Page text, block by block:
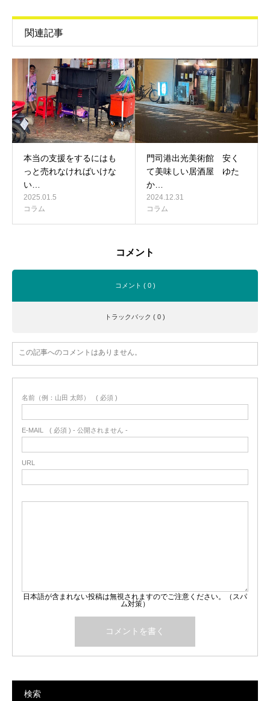
関連記事
本当の支援をするにはも
っと売れなければいけな
い…
2025.01.5
コラム
門司港出光美術館 安く
て美味しい居酒屋 ゆた
か…
2024.12.31
コラム
コメント
コメント ( 0 )
トラックバック ( 0 )
この記事へのコメントはありません。
名前（例：山田 太郎） ( 必須 )
E-MAIL ( 必須 ) - 公開されません -
URL
日本語が含まれない投稿は無視されますのでご注意ください。（スパ
ム対策）
検索